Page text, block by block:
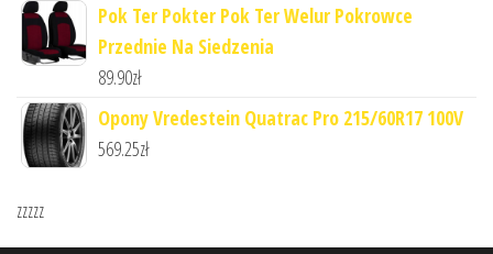
Pok Ter Pokter Pok Ter Welur Pokrowce
Przednie Na Siedzenia
89.90zł
Opony Vredestein Quatrac Pro 215/60R17 100V
569.25zł
zzzzz